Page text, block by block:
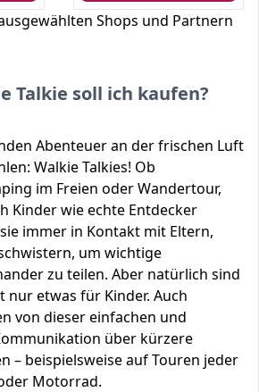
Shops und Partnern
Talkie soll ich kaufen?
Abenteuer an der frischen Luft
Walkie Talkies! Ob
im Freien oder Wandertour,
Kinder wie echte Entdecker
immer in Kontakt mit Eltern,
um wichtige
zu teilen. Aber natürlich sind
nur etwas für Kinder. Auch
von dieser einfachen und
über kürzere
– beispielsweise auf Touren jeder
Motorrad.